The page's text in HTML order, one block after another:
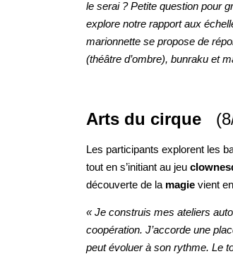
le serai ? Petite question pour
explore notre rapport aux
marionnette se propose de
(théâtre d’ombre), bunraku et
Arts du cirque
Les participants explorent les
tout en s’initiant au jeu
découverte de la magie vient
« Je construis mes ateliers
coopération. J’accorde une
peut évoluer à son rythme. Le